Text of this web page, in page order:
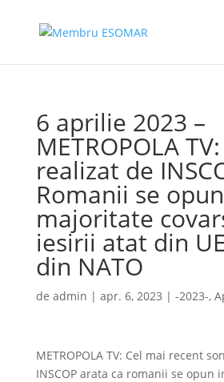
6 aprilie 2023 –
METROPOLA
realizat de
Romanii se
majoritate
iesirii atat din
din NATO
de admin | apr. 6, 2023 | -2023-,
METROPOLA TV: Cel mai recent
INSCOP arata ca romanii se opun